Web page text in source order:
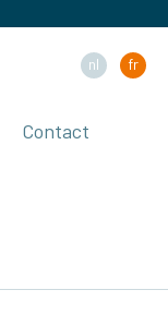
nl fr
Contact